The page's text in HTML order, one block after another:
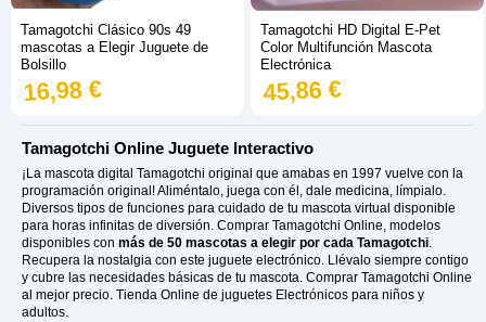
Tamagotchi Clásico 90s 49
mascotas a Elegir Juguete de
Bolsillo
16,98 €
Tamagotchi HD Digital E-Pet
Color Multifunción Mascota
Electrónica
45,86 €
Tamagotchi Online Juguete Interactivo
¡La mascota digital Tamagotchi original que amabas en 1997 vuelve con la
programación original! Aliméntalo, juega con él, dale medicina, límpialo.
Diversos tipos de funciones para cuidado de tu mascota virtual disponible
para horas infinitas de diversión. Comprar Tamagotchi Online, modelos
disponibles con más de 50 mascotas a elegir por cada Tamagotchi.
Recupera la nostalgia con este juguete electrónico. Llévalo siempre contigo
y cubre las necesidades básicas de tu mascota. Comprar Tamagotchi Online
al mejor precio. Tienda Online de juguetes Electrónicos para niños y
adultos.